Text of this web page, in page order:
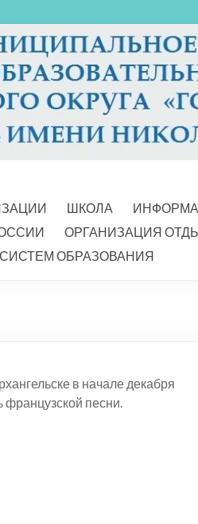
ШКОЛА
ОРГАНИЗАЦИЯ
ОБРАЗОВАНИЯ
в начале декабря
песни.